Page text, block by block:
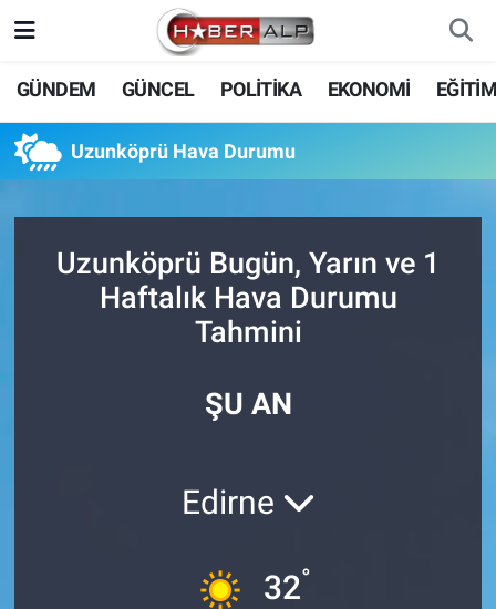
GÜNDEM GÜNCEL POLİTİKA EKONOMİ
Uzunköprü Hava Durumu
Uzunköprü Bugün, Yarın ve 1
Haftalık Hava Durumu
Tahmini
ŞU AN
Edirne
32°
Nöbetçi Eczaneler
Hava Durumu
Süper Lig Puan Durumu ve Fikstür
Tüm Manşetler